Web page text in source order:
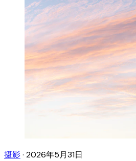
摄影· 2026年5月31日